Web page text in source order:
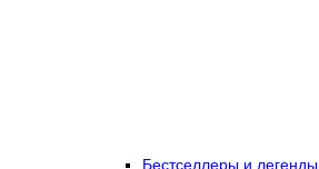
Бестселлеры и легенды